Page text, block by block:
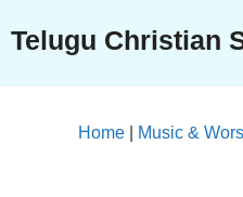
content
Telugu Christian
Home Music &